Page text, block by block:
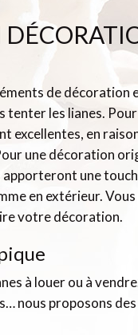
de décoration
tenter les lianes.
excellentes, en
une décoration
apporteront une
en extérieur.
votre décoration.
à louer ou à
nous proposons